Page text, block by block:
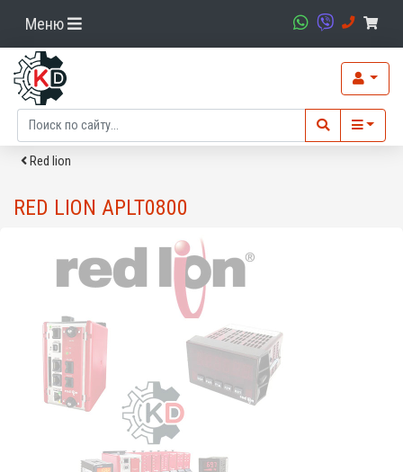
Меню
Red lion
RED LION APLT0800